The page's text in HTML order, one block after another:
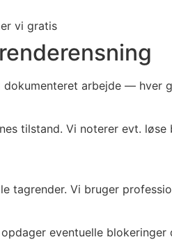
vi gratis
arbejde — hver
tilstand. Vi noterer evt.
tagrender. Vi bruger
eventuelle